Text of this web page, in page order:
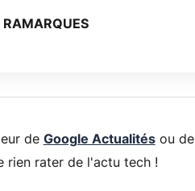
de Google Actualitésou de
rien rater de l'actu tech !